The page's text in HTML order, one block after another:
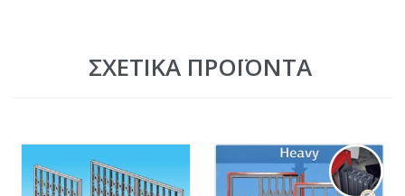
ΣΧΕΤΙΚΆ ΠΡΟΪΌΝΤΑ